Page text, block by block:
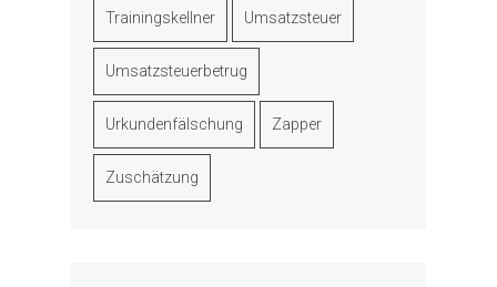
Trainingskellner Umsatzsteuer
Umsatzsteuerbetrug
Urkundenfälschung Zapper
Zuschätzung